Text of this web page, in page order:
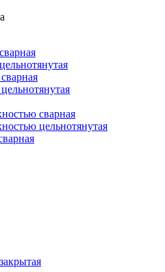
сварная
цельнотянутая